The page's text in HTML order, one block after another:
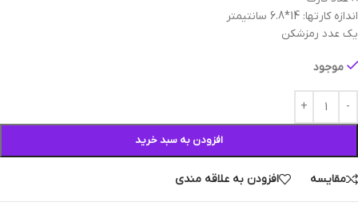
اندازه کارتها: 14*6.8 سانتیمتر
یک عدد رمزشکن
موجود
افزودن به سبد خرید
مقایسه افزودن به علاقه مندی